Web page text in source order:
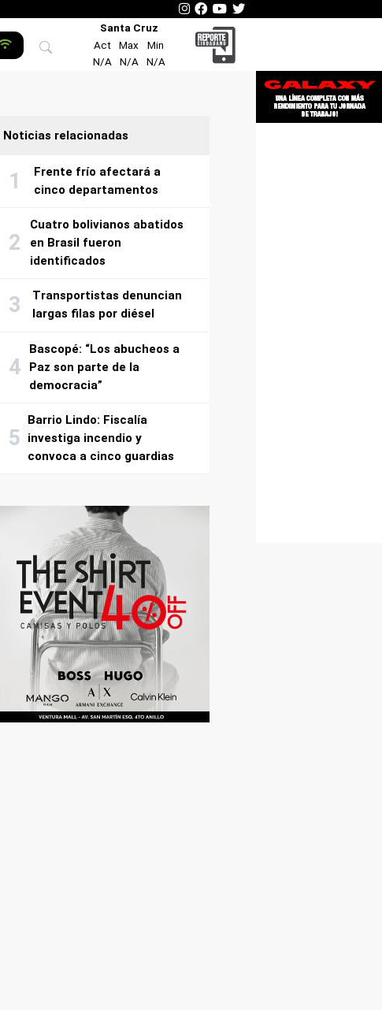
Santa Cruz
Act
Max
Min
N/A
N/A N/A
Noticias relacionadas
Frente frío afectará a
cinco departamentos
Cuatro bolivianos abatidos
en Brasil fueron
identificados
Transportistas denuncian
largas filas por diésel
Bascopé: “Los abucheos a
Paz son parte de la
democracia”
Barrio Lindo: Fiscalía
investiga incendio y
convoca a cinco guardias